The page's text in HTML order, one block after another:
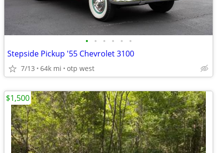
• • • • • •
Stepside Pickup '55 Chevrolet 3100
7/13 64k mi otp west
$1,500